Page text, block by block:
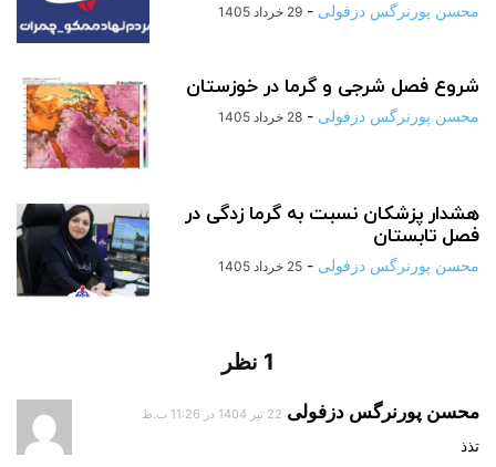
محسن پورنرگس دزفولی - 29 خرداد 1405
شروع فصل شرجی و گرما در خوزستان
محسن پورنرگس دزفولی - 28 خرداد 1405
هشدار پزشکان نسبت به گرما زدگی در
فصل تابستان
محسن پورنرگس دزفولی - 25 خرداد 1405
محسن پورنرگس دزفولی 22 تیر 1404 در 11:26 ب.ظ
تذذ